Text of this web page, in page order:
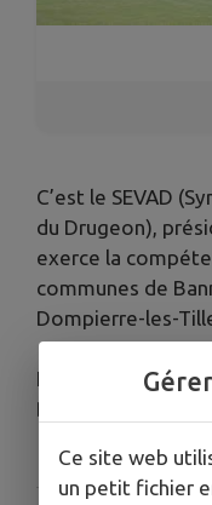
C’est le SEVAD
du Drugeon),
exerce la
communes de
Dompierre-les-
Le siège du
Bannans.
Ce site web
un petit fichier